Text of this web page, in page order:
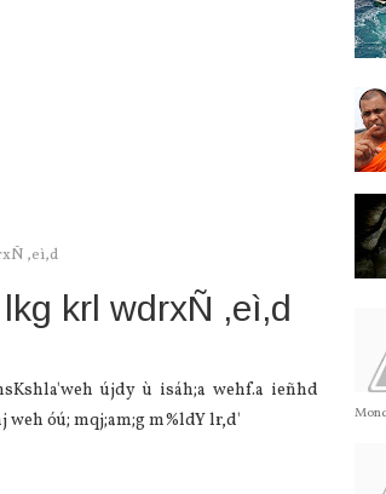
,eì,d
krl wdrxÑ ,eì,d
újdy ù isáh;a wehf.a ieñhd
óú; mqj;am;g m%ldY lr,d'